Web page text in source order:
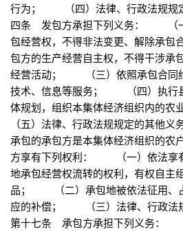
行为； （四）法律、行政法规
四条 发包方承担下列义务： （一
包经营权，不得非法变更、解除承
包方的生产经营自主权，不得干涉承
经营活动； （三）依照承包合同约
技术、信息等服务； （四）执行
体规划，组织本集体经济组织内的
（五）法律、行政法规规定的其
承包的承包方是本集体经济组织
方享有下列权利： （一）依法享
地承包经营权流转的权利，有权自主
品； （二）承包地被依法征用、
应的补偿； （三）法律、行政
第十七条 承包方承担下列义务：